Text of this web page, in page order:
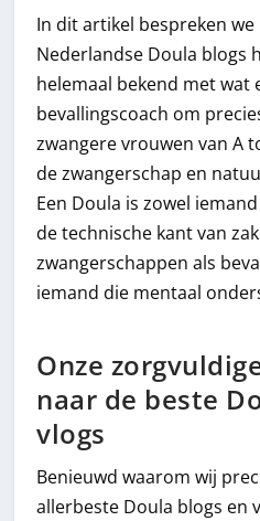
In dit artikel bespreken
Nederlandse Doula blogs
helemaal bekend met wat
bevallingscoach om
zwangere vrouwen van A
de zwangerschap en
Een Doula is zowel
de technische kant van
zwangerschappen als
iemand die mentaal
Onze
naar de beste
vlogs
Benieuwd waarom wij
allerbeste Doula blogs en